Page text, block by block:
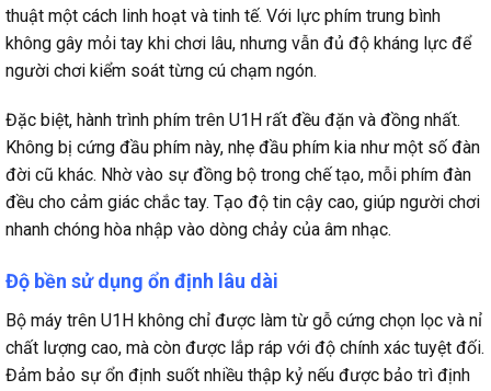
thuật một cách linh hoạt và tinh tế. Với lực phím trung bình
không gây mỏi tay khi chơi lâu, nhưng vẫn đủ độ kháng lực để
người chơi kiểm soát từng cú chạm ngón.
Đặc biệt, hành trình phím trên U1H rất đều đặn và đồng nhất.
Không bị cứng đầu phím này, nhẹ đầu phím kia như một số đàn
đời cũ khác. Nhờ vào sự đồng bộ trong chế tạo, mỗi phím đàn
đều cho cảm giác chắc tay. Tạo độ tin cậy cao, giúp người chơi
nhanh chóng hòa nhập vào dòng chảy của âm nhạc.
Độ bền sử dụng ổn định lâu dài
Bộ máy trên U1H không chỉ được làm từ gỗ cứng chọn lọc và nỉ
chất lượng cao, mà còn được lắp ráp với độ chính xác tuyệt đối.
Đảm bảo sự ổn định suốt nhiều thập kỷ nếu được bảo trì định